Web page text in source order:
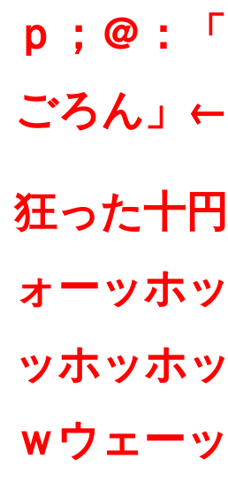
ｐ；＠：
ごろん」
狂った十
ォーッホ
ッホッホ
ｗウェー